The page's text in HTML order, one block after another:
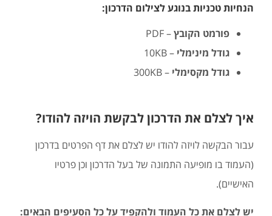
הנחיות טכניות בנוגע לצילום הדרכון:
פורמט הקובץ– PDF
גודל מינימלי – 10KB
גודל מקסימלי – 300KB
איך לצלם את הדרכון לבקשת הויזה להודו?
עבור הבקשה לויזה להודו יש לצלם את דף הפרטים בדרכון
(העמוד בו מופיעה התמונה של בעל הדרכון וכן פרטיו
האישיים).
יש לצלם את כל העמוד ולהקפיד על כל הסעיפים הבאים: